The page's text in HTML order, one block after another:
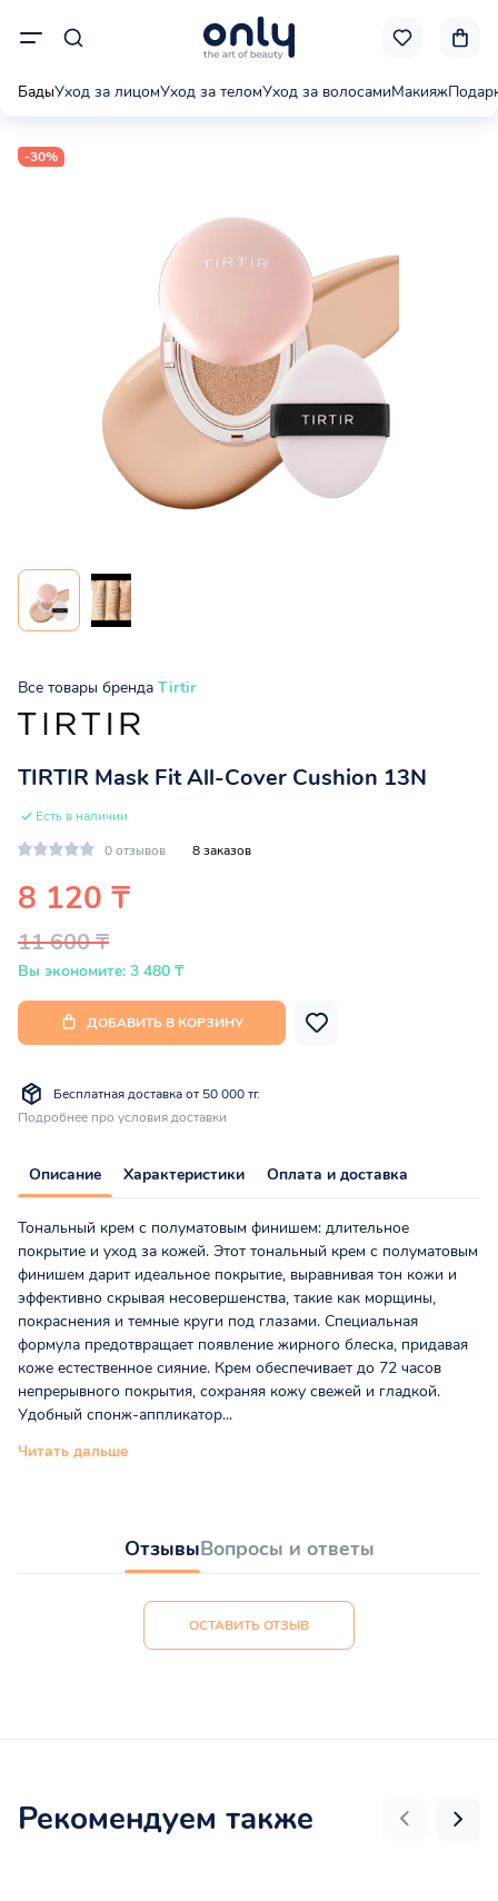
БадыУход за лицомУход за теломУход за волосамиМакияж
-30%
Все товары бренда Tirtir
TIRTIR Mask Fit All-Cover Cushion 13N
Есть в наличии
0 отзывов
8 заказов
8 120 ₸
11 600 ₸
Вы экономите: 3 480 ₸
ДОБАВИТЬ В КОРЗИНУ
Бесплатная доставка от 50 000 тг.
Подробнее про условия доставки
Описание Характеристики Оплата и доставка
Тональный крем с полуматовым финишем: длительное
покрытие и уход за кожей. Этот тональный крем с полуматовым
финишем дарит идеальное покрытие, выравнивая тон кожи и
эффективно скрывая несовершенства, такие как морщины,
покраснения и темные круги под глазами. Специальная
формула предотвращает появление жирного блеска, придавая
коже естественное сияние. Крем обеспечивает до 72 часов
непрерывного покрытия, сохраняя кожу свежей и гладкой.
Удобный спонж-аппликатор...
Читать дальше
ОтзывыВопросы и ответы
ОСТАВИТЬ ОТЗЫВ
Рекомендуем также